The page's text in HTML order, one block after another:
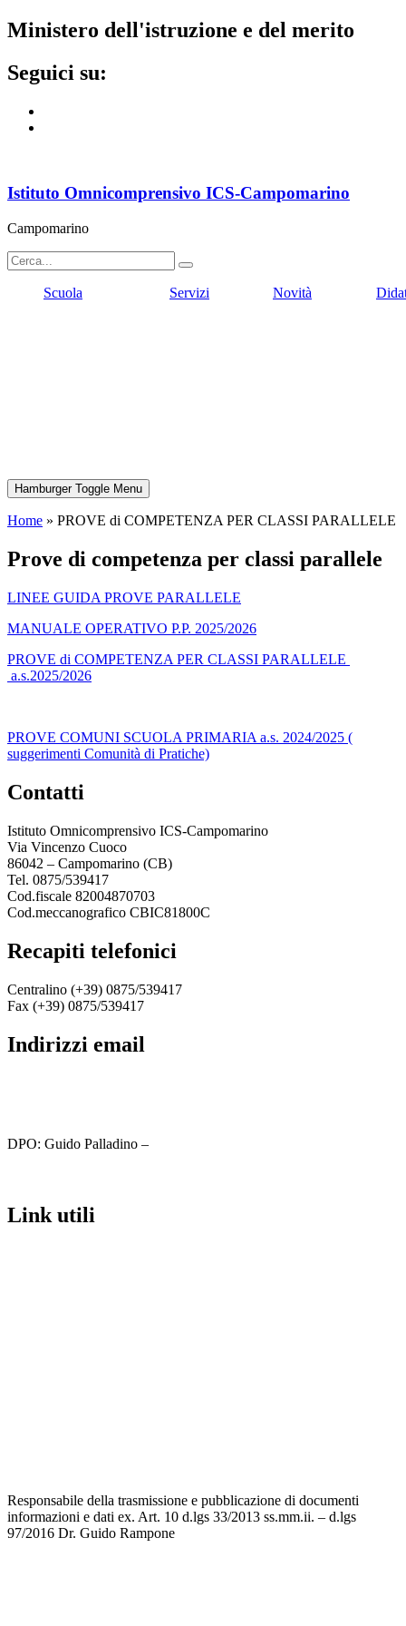
ministero dell'istruzione e del merito
seguici su:
Istituto Omnicomprensivo ICS-Campomarino
Campomarino
Scuola Servizi Novità
Hamburger Toggle Menu
Home » PROVE di COMPETENZA PER CLASSI PARALLELE
prove di competenza per classi parallele
LINEE GUIDA PROVE PARALLELE
MANUALE OPERATIVO P.P. 2025/2026
PROVE di COMPETENZA PER CLASSI PARALLELE
a.s.2025/2026
PROVE COMUNI SCUOLA PRIMARIA a.s. 2024/2025 (
suggerimenti Comunità di Pratiche)
contatti
Istituto Omnicomprensivo ICS-Campomarino
Via Vincenzo Cuoco
86042 – Campomarino (CB)
Tel. 0875/539417
Cod.fiscale 82004870703
Cod.meccanografico CBIC81800C
recapiti telefonici
Centralino (+39) 0875/539417
Fax (+39) 0875/539417
indirizzi email
DPO: Guido Palladino –
link utili
Responsabile della trasmissione e pubblicazione di documenti
informazioni e dati ex. Art. 10 d.lgs 33/2013 ss.mm.ii. – d.lgs
97/2016 Dr. Guido Rampone